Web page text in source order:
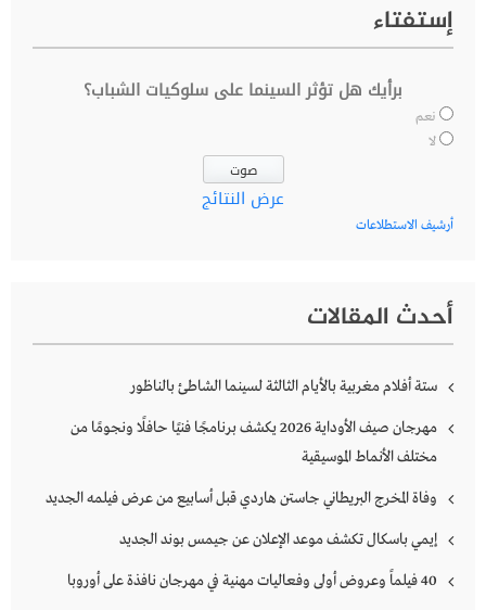
إستفتاء
برأيك هل تؤثر السينما على سلوكيات الشباب؟
نعم
لا
عرض النتائج
أرشيف الاستطلاعات
أحدث المقالات
ستة أفلام مغربية بالأيام الثالثة لسينما الشاطئ بالناظور
مهرجان صيف الأوداية 2026 يكشف برنامجًا فنيًا حافلًا ونجومًا من
مختلف الأنماط الموسيقية
وفاة المخرج البريطاني جاستن هاردي قبل أسابيع من عرض فيلمه الجديد
إيمي باسكال تكشف موعد الإعلان عن جيمس بوند الجديد
40 فيلماً وعروض أولى وفعاليات مهنية في مهرجان نافذة على أوروبا